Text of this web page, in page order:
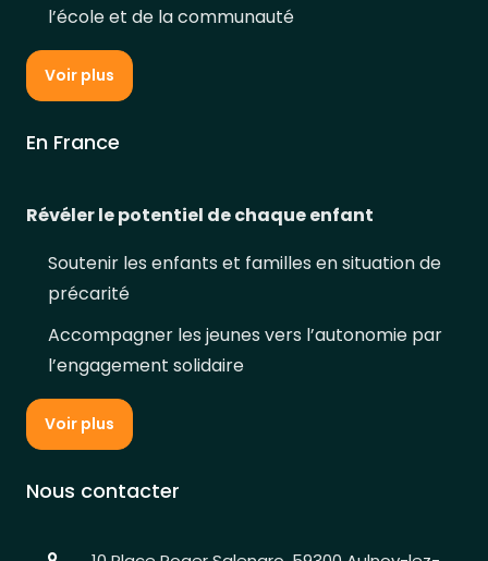
l’école et de la communauté
Voir plus
En France
Révéler le potentiel de chaque enfant
Soutenir les enfants et familles en situation de
précarité
Accompagner les jeunes vers l’autonomie par
l’engagement solidaire
Voir plus
Nous contacter